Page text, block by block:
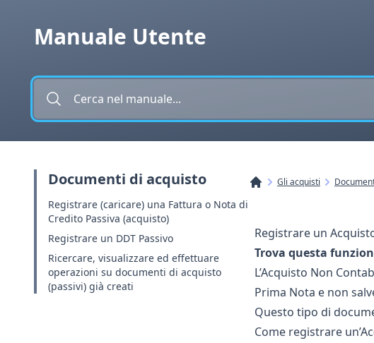
Manuale Utente
Documenti di acquisto
Registrare (caricare) una Fattura o Nota di
Credito Passiva (acquisto)
Registrare un DDT Passivo
Ricercare, visualizzare ed effettuare
operazioni su documenti di acquisto
(passivi) già creati
Gli acquisti
Registrare un
Trova questa
L’Acquisto Non
Prima Nota e non
Questo tipo di
Come registrare